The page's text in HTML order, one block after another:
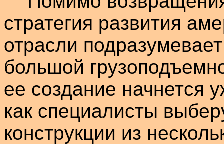
стратегия развития
отрасли
большой
ее создание начнется
как специалисты
конструкции из